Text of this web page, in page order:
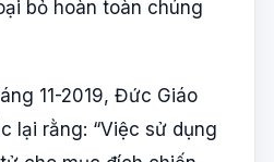
bỏ hoàn toàn chúng
11-2019, Đức Giáo
lại rằng: “Việc sử dụng